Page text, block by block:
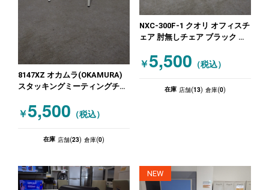
8147XZ オカムラ(OKAMURA)
スタッキングミーティングチェ
￥5,500 （税込）
在庫 店舗(23) 倉庫(0)
NXC-300F-1 クオリ オフィスチ
ェア 肘無しチェア ブラック ブ
￥5,500 （税込）
在庫 店舗(13) 倉庫(0)
NEW